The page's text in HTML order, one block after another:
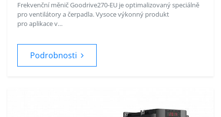
Frekvenční měnič Goodrive270-EU je optimalizovaný speciálně
pro ventilátory a čerpadla. Vysoce výkonný produkt
pro aplikace v…
Podrobnosti